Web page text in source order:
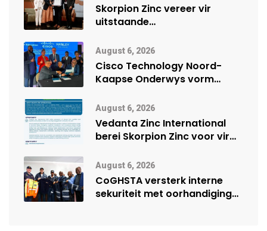
Skorpion Zinc vereer vir
uitstaande
Namibië Mynbou Ekspo
August 6, 2026
Cisco Technology Noord-
Kaapse Onderwys vorm
vennootskap
August 6, 2026
Vedanta Zinc International
berei Skorpion Zinc voor vir
August 6, 2026
CoGHSTA versterk interne
sekuriteit met oorhandiging